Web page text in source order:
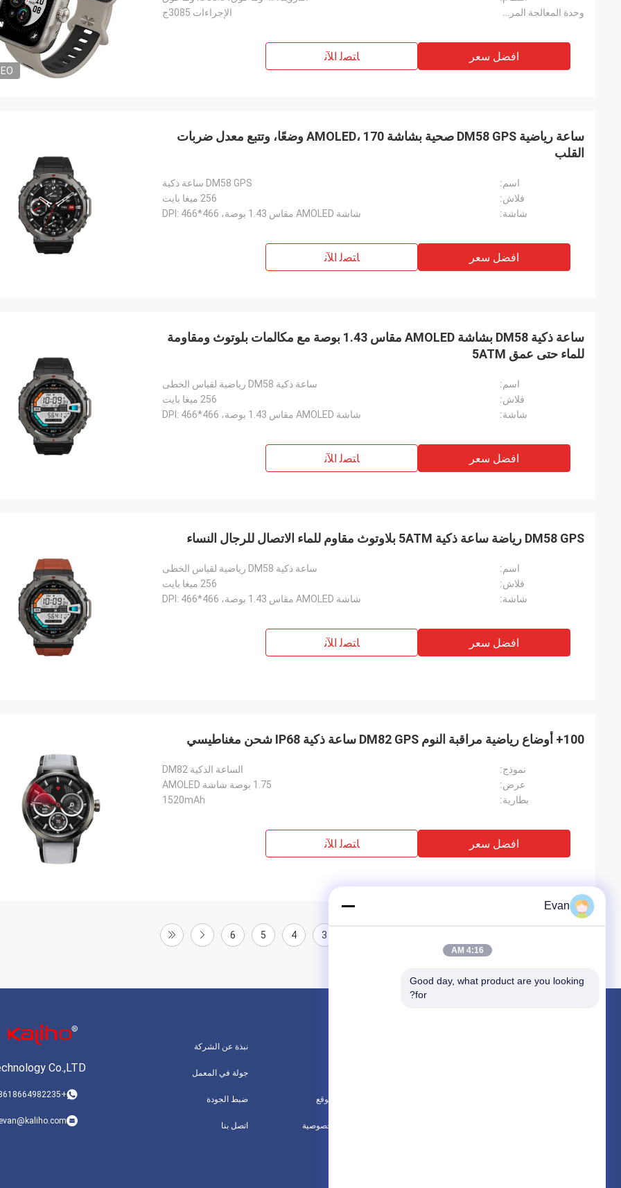
وحدة المعالجة المركزية:
الإجراءات 3085ج
افضل سعر ﺎﺘﺼﻟ ﺍﻶﻧ
ساعة رياضية DM58 GPS صحية بشاشة AMOLED، 170 وضعًا، وتتبع معدل ضربات
القلب
اسم:
DM58 GPS ساعة ذكية
فلاش:
256 ميغا بايت
شاشة:
شاشة AMOLED مقاس 1.43 بوصة، DPI: 466*466
افضل سعر ﺎﺘﺼﻟ ﺍﻶﻧ
ساعة ذكية DM58 بشاشة AMOLED مقاس 1.43 بوصة مع مكالمات بلوتوث ومقاومة
للماء حتى عمق 5ATM
اسم:
ساعة ذكية DM58 رياضية لقياس الخطى
فلاش:
256 ميغا بايت
شاشة:
شاشة AMOLED مقاس 1.43 بوصة، DPI: 466*466
افضل سعر ﺎﺘﺼﻟ ﺍﻶﻧ
DM58 GPS رياضة ساعة ذكية 5ATM بلاوتوث مقاوم للماء الاتصال للرجال النساء
اسم:
ساعة ذكية DM58 رياضية لقياس الخطى
فلاش:
256 ميغا بايت
شاشة:
شاشة AMOLED مقاس 1.43 بوصة، DPI: 466*466
افضل سعر ﺎﺘﺼﻟ ﺍﻶﻧ
100+ أوضاع رياضية مراقبة النوم DM82 GPS ساعة ذكية IP68 شحن مغناطيسي
نموذج:
الساعة الذكية DM82
عرض:
1.75 بوصة شاشة AMOLED
بطارية:
1520mAh
افضل سعر ﺎﺘﺼﻟ ﺍﻶﻧ
3
4
5
6
Co.,LTD
+8618664982235
نبذة عن الشركة
جولة في المعمل
ضبط الجودة
اتصل بنا
خريطة الموقع
سياسة الخصوصية
Evan
4:16 AM
Good day, what product are you looking
for?